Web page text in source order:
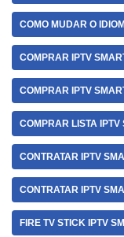
COMO MUDAR O
COMPRAR IPTV
COMPRAR IPTV
COMPRAR LISTA IPTV
CONTRATAR IPTV
CONTRATAR IPTV
FIRE TV STICK IPTV